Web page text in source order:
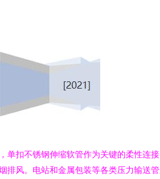
单扣不锈钢伸缩软管作为关键的柔性连接
排风。电站和金属包装等各类压力输送